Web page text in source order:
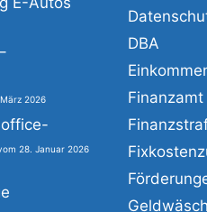
2026
28. Januar 2026
DBA
Finanzamt